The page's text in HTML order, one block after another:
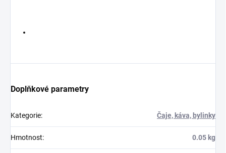
Doplňkové parametry
Kategorie: Čaje, káva, bylinky
Hmotnost: 0.05 kg